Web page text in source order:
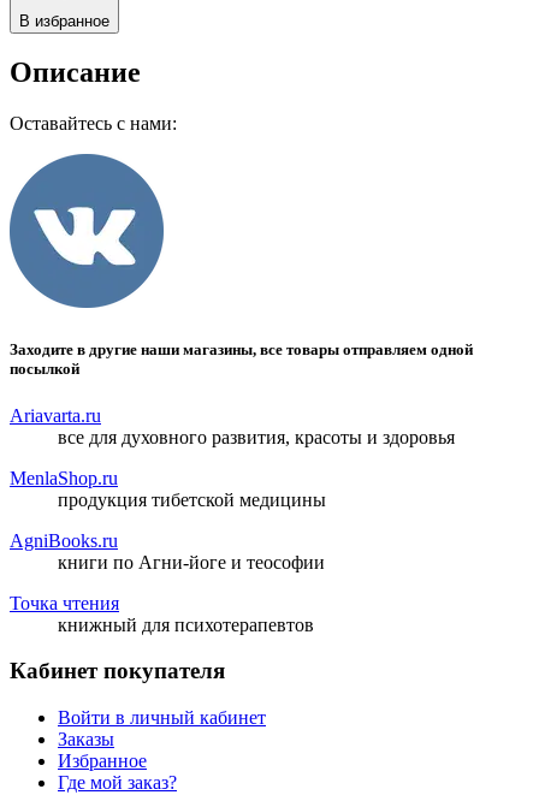
В избранное
Описание
Оставайтесь с нами:
Заходите в другие наши магазины, все товары отправляем одной
посылкой
Ariavarta.ru
все для духовного развития, красоты и здоровья
MenlaShop.ru
продукция тибетской медицины
AgniBooks.ru
книги по Агни-йоге и теософии
Точка чтения
книжный для психотерапевтов
Кабинет покупателя
Войти в личный кабинет
Заказы
Избранное
Где мой заказ?